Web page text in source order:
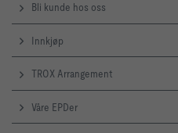
Bli kunde hos oss
Innkjøp
TROX Arrangement
Våre EPDer